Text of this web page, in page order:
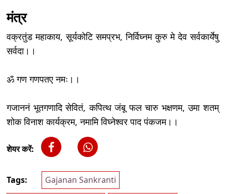
मंत्र
वक्रतुंड महाकाय, सूर्यकोटि समप्रभ, निर्विघ्नम कुरु मे देव सर्वकार्येषु
सर्वदा।।
ॐ गण गणपतए नमः।।
गजाननं भूतगणादि सेवितं, कपित्थ जंबू फल चारु भक्षणम, उमा शतम्
शोक विनाश कार्यक्रम, नमामि विघ्नेश्वर पाद पंकजम।।
शेयर करें:
Tags:
Gajanan Sankranti